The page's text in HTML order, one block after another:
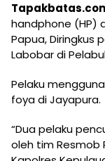
handphone (HP)
Papua, Diringkus
Labobar di
Pelaku
foya di Jayapura.
“Dua pelaku
oleh tim Resmob